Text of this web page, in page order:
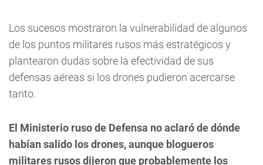
Los sucesos mostraron la vulnerabilidad de algunos
de los puntos militares rusos más estratégicos y
plantearon dudas sobre la efectividad de sus
defensas aéreas si los drones pudieron acercarse
tanto.
El Ministerio ruso de Defensa no aclaró de dónde
habían salido los drones, aunque blogueros
militares rusos dijeron que probablemente los